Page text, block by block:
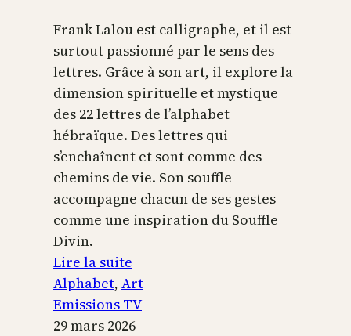
Frank Lalou est calligraphe, et il est
surtout passionné par le sens des
lettres. Grâce à son art, il explore la
dimension spirituelle et mystique
des 22 lettres de l’alphabet
hébraïque. Des lettres qui
s’enchaînent et sont comme des
chemins de vie. Son souffle
accompagne chacun de ses gestes
comme une inspiration du Souffle
Divin.
Lire la suite
L’alphabet
sacré
Alphabet, Art
Emissions TV
29 mars 2026